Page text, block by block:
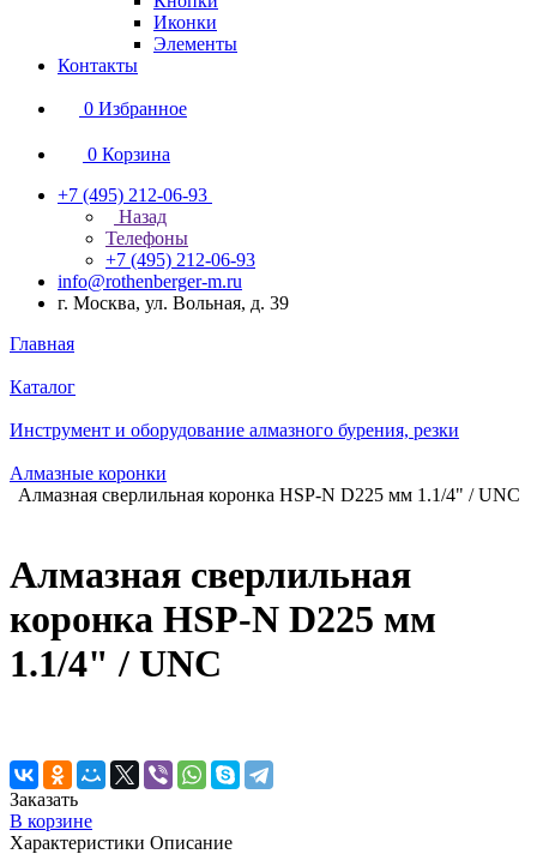
Иконки
Элементы
Контакты
0 Избранное
0 Корзина
+7 (495) 212-06-93
Назад
Телефоны
+7 (495) 212-06-93
info@rothenberger-m.ru
г. Москва, ул. Вольная, д. 39
Главная
Каталог
Инструмент и оборудование алмазного бурения, резки
Алмазные коронки
Алмазная сверлильная коронка HSP-N D225 мм 1.1/4" / UNC
Алмазная сверлильная
коронка HSP-N D225 мм
1.1/4" / UNC
Заказать
В корзине
Характеристики Описание